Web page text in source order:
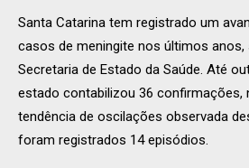
Santa Catarina tem registrado um
casos de meningite nos últimos anos,
Secretaria de Estado da Saúde. Até
estado contabilizou 36 confirmações,
tendência de oscilações observada
foram registrados 14 episódios.